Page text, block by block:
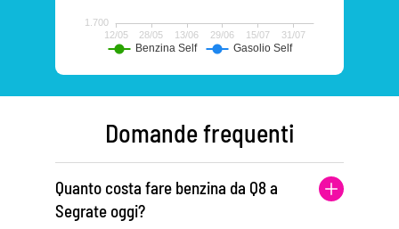
Domande frequenti
Quanto costa fare benzina da Q8 a
Segrate oggi?